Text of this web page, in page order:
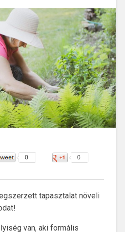
0
0
tapasztalat növeli
van, aki formális